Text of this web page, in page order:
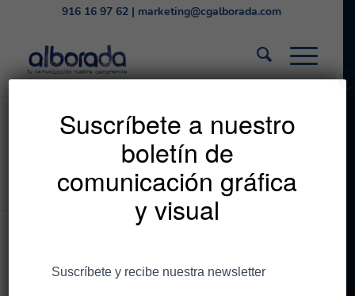
916 16 97 62| marketing@cgalborada.com
Códigos QR que
potencian tu mensaje
Estás en: Inicio / CG Alborada / Códigos QR que potencian tu mensaje
/ relacionado con Encuadernación,Wire-O,
diseño,impresión
Suscríbete a nuestro
boletín de
comunicación gráfica
y visual
✕